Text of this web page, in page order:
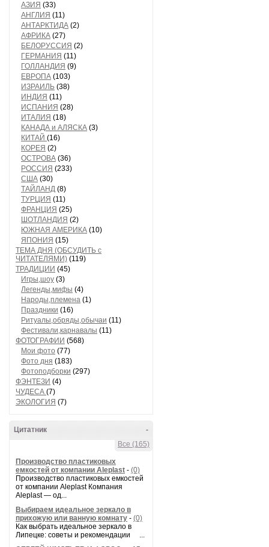
АЗИЯ (33)
АНГЛИЯ (11)
АНТАРКТИДА (2)
АФРИКА (27)
БЕЛОРУССИЯ (2)
ГЕРМАНИЯ (11)
ГОЛЛАНДИЯ (9)
ЕВРОПА (103)
ИЗРАИЛЬ (38)
ИНДИЯ (11)
ИСПАНИЯ (28)
ИТАЛИЯ (18)
КАНАДА и АЛЯСКА (3)
КИТАЙ (16)
КОРЕЯ (2)
ОСТРОВА (36)
РОССИЯ (233)
США (30)
ТАЙЛАНД (8)
ТУРЦИЯ (11)
ФРАНЦИЯ (25)
ШОТЛАНДИЯ (2)
ЮЖНАЯ АМЕРИКА (10)
ЯПОНИЯ (15)
ТЕМА ДНЯ (ОБСУДИТЬ с
ЧИТАТЕЛЯМИ) (119)
ТРАДИЦИИ (45)
Игры,шоу (3)
Легенды,мифы (4)
Народы,племена (1)
Праздники (16)
Ритуалы,обряды,обычаи (11)
Фестивали,карнавалы (11)
ФОТОГРАФИИ (568)
Мои фото (77)
Фото дня (183)
Фотоподборки (297)
ФЭНТЕЗИ (4)
ЧУДЕСА (7)
ЭКОЛОГИЯ (7)
-
Цитатник
Все (165)
Производство пластиковых
емкостей от компании Aleplast - (0)
Производство пластиковых емкостей
от компании Aleplast Компания
Aleplast — од...
Выбираем идеальное зеркало в
прихожую или ванную комнату - (0)
Как выбрать идеальное зеркало в
Липецке: советы и рекомендации ...